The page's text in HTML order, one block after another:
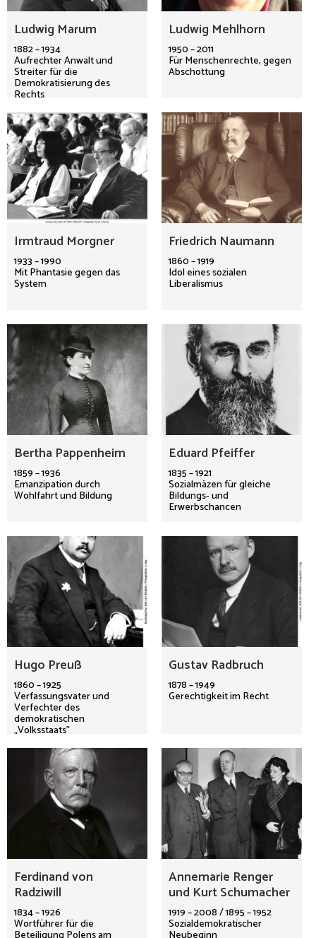
Ludwig Marum
1882 – 1934
Aufrechter Anwalt und
Streiter für die
Demokratisierung des
Rechts
Ludwig Mehlhorn
1950 – 2011
Für Menschenrechte, gegen
Abschottung
Irmtraud Morgner
1933 – 1990
Mit Phantasie gegen das
System
Friedrich Naumann
1860 – 1919
Idol eines sozialen
Liberalismus
Bertha Pappenheim
1859 – 1936
Emanzipation durch
Wohlfahrt und Bildung
Eduard Pfeiffer
1835 – 1921
Sozialmäzen für gleiche
Bildungs- und
Erwerbschancen
Hugo Preuß
1860 – 1925
Verfassungsvater und
Verfechter des
demokratischen
„Volksstaats"
Gustav Radbruch
1878 – 1949
Gerechtigkeit im Recht
Ferdinand von
Radziwill
1834 – 1926
Wortführer für die
Annemarie Renger
und Kurt Schumacher
1919 – 2008 / 1895 – 1952
Sozialdemokratischer